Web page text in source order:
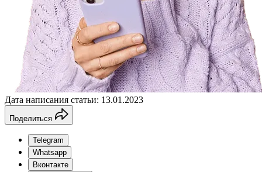
Дата написания статьи: 13.01.2023
Поделиться
Telegram
Whatsapp
Вконтакте